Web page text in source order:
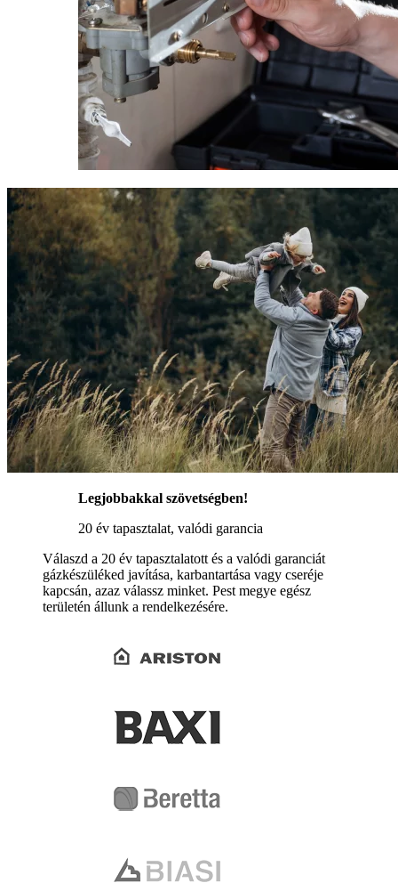
Legjobbakkal szövetségben!
20 év tapasztalat, valódi garancia
Válaszd a 20 év tapasztalatott és a valódi garanciát
gázkészüléked javítása, karbantartása vagy cseréje
kapcsán, azaz válassz minket. Pest megye egész
területén állunk a rendelkezésére.